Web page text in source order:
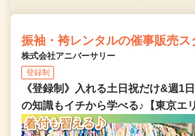
振袖・袴レンタルの催事販売ス
株式会社アニバーサリー
登録制
《登録制》入れる土日祝だけ&週1
の知識もイチから学べる♪【東京エリ